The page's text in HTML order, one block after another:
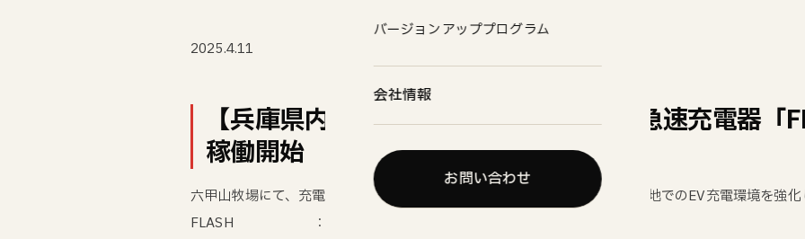
バージョンアッププログラム
会社情報
お問い合わせ
2025.4.11
【兵庫県内 初稼働】六甲山牧場にEV超急速充電器「
稼働開始
六甲山牧場にて、充電速度180kWを誇るEV急速充電器の稼働を開始〜観光地でのEV充電環境を強
FLASH ：